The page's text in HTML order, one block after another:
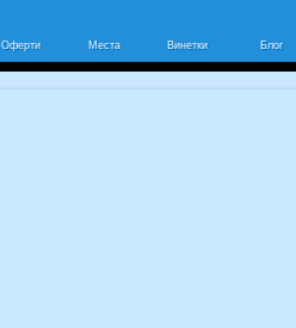
Оферти Места Винетки Блог